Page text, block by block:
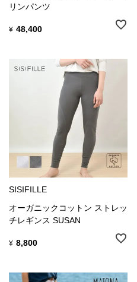
リンパンツ
¥ 48,400
SISIFILLE
オーガニックコットン ストレッ
チレギンス SUSAN
¥ 8,800